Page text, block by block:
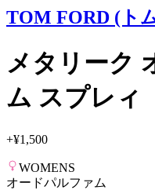
TOM FORD (ト
メタリーク
ム スプレィ
+¥1,500
WOMENS
オードパルファム